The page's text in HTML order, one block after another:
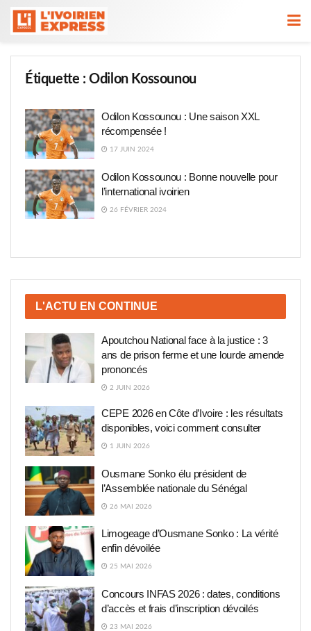
Étiquette :Odilon Kossounou
Odilon Kossounou : Une saison XXL
récompensée !
17 JUIN 2024
Odilon Kossounou : Bonne nouvelle pour
l’international ivoirien
26 FÉVRIER 2024
L'ACTU EN CONTINUE
Apoutchou National face à la justice : 3
ans de prison ferme et une lourde amende
prononcés
2 JUIN 2026
CEPE 2026 en Côte d’Ivoire : les résultats
disponibles, voici comment consulter
1 JUIN 2026
Ousmane Sonko élu président de
l’Assemblée nationale du Sénégal
26 MAI 2026
Limogeage d’Ousmane Sonko : La vérité
enfin dévoilée
25 MAI 2026
Concours INFAS 2026 : dates, conditions
d’accès et frais d’inscription dévoilés
23 MAI 2026